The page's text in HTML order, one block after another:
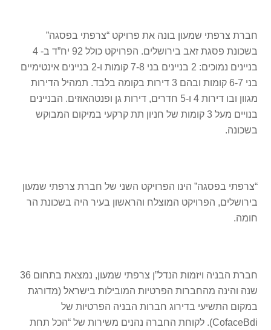
חברת צרפתי שמעון בונה את פרויקט “צרפתי בפסגה”
בשכונת פסגת זאב בירושלים. הפרויקט כולל 92 יח”ד ב- 4
בניינים נמוכים: 2 בניינים בני 7-8 קומות ו-2 בניינים אינטימיים
בני 6-7 קומות ובהם 3 דירות בקומה בלבד. תמהיל הדירות
מגוון ובו דירות 4 ו-5 חדרים, דירות גן ופנטהאוזים. הבניינים
בנויים מעל 3 קומות של חניון תת קרקעי במיקום המבוקש
בשכונה.
“צרפתי בפסגה” הינו הפרויקט השני של חברת צרפתי שמעון
בירושלים, הפרויקט המוצלח והראשון בעיר היה בשכונת הר
חומה.
חברת הבניה ויזמות הנדל”ן צרפתי שמעון, נמצאת בתחום 36
שנה והינה מהחברות הפרטיות המובילות בישראל (מדורגת
במקום התשיעי בדירוג חברות הבניה הפרטיות של
CofaceBdi). לקוחת החברה נהנים משירות של “הכל תחת